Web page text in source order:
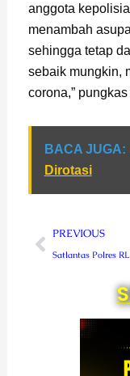
anggota
menambah
sehingga tetap
sebaik mungkin,
corona,”
BACA JUGA:
Dirotasi
Prev
PREVIOUS